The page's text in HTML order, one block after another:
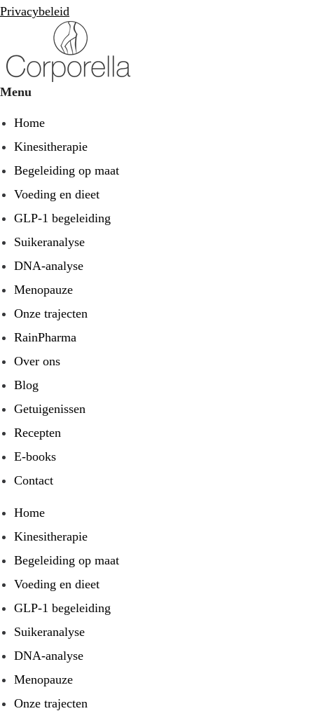
Privacybeleid
Menu
Home
Kinesitherapie
Begeleiding op maat
Voeding en dieet
GLP-1 begeleiding
Suikeranalyse
DNA-analyse
Menopauze
Onze trajecten
RainPharma
Over ons
Blog
Getuigenissen
Recepten
E-books
Contact
Home
Kinesitherapie
Begeleiding op maat
Voeding en dieet
GLP-1 begeleiding
Suikeranalyse
DNA-analyse
Menopauze
Onze trajecten